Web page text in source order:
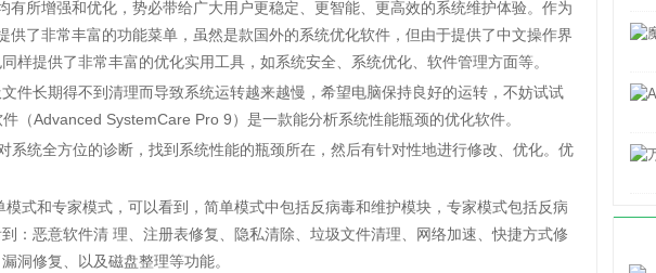
所增强和优化，势必带给广大用户更稳定、更智能、更高效的系统维护体验。作为
了非常丰富的功能菜单，虽然是款国外的系统优化软件，但由于提供了中文操作界
样提供了非常丰富的优化实用工具，如系统安全、系统优化、软件管理方面等。
长期得不到清理而导致系统运转越来越慢，希望电脑保持良好的运转，不妨试试
（Advanced SystemCare Pro 9）是一款能分析系统性能瓶颈的优化软件。
统全方位的诊断，找到系统性能的瓶颈所在，然后有针对性地进行修改、优化。优
和专家模式，可以看到，简单模式中包括反病毒和维护模块，专家模式包括反病
：恶意软件清 理、注册表修复、隐私清除、垃圾文件清理、网络加速、快捷方式修
洞修复、以及磁盘整理等功能。